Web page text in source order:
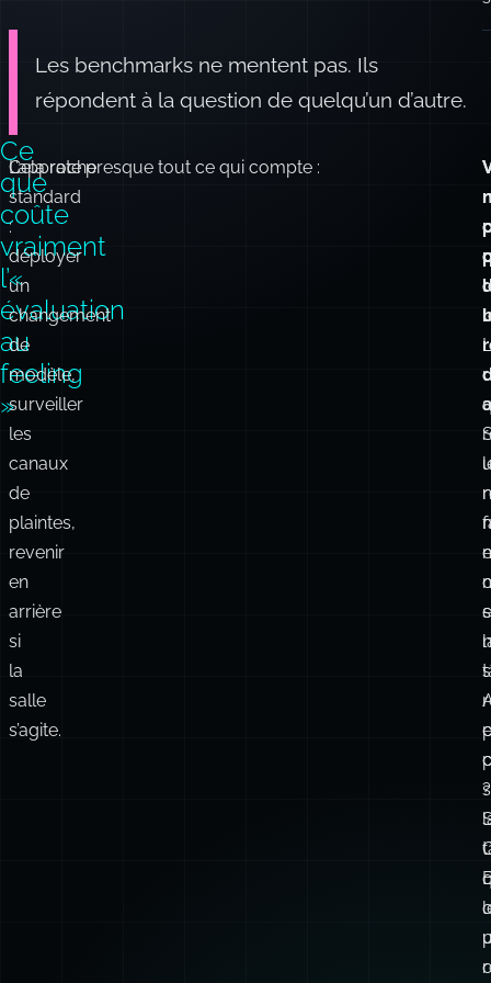
répondent à la question de quelqu’un d’autre.
Ce
que
coûte
vraiment
l’«
évaluation
au
feeling
»
L’approche
standard
:
déployer
un
changement
de
modèle,
surveiller
les
canaux
de
plaintes,
revenir
en
arrière
si
la
salle
s’agite.
Cela rate presque tout ce qui compte :
?